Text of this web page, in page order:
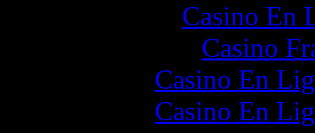
Casino En
Casino
Casino En
Casino En